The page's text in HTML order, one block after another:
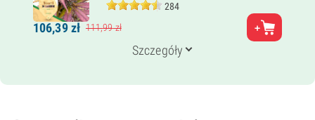
284
Rodzice
South Florida OG × Gelato
20% Sativa
8–9 tygodni
106,39zł 111,99zł
Szczegóły